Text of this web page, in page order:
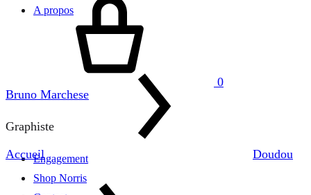
A propos
Bruno Marchese
Graphiste
Engagement
Shop Norris
0
Accueil Doudou